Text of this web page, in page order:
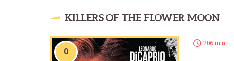
KILLERS OF THE FLOWER MOON
0
206 min